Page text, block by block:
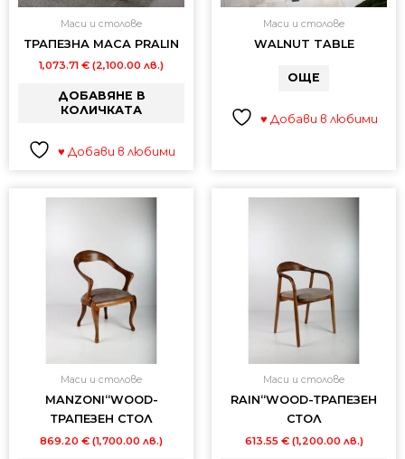
Маси и столове
ТРАПЕЗНА МАСА PRALIN
1,073.71 € (2,100.00 лв.)
ДОБАВЯНЕ В
КОЛИЧКАТА
♥ Добави в любими
Маси и столове
WALNUT TABLE
ОЩЕ
♥ Добави в любими
Маси и столове
MANZONI“WOOD-
ТРАПЕЗЕН СТОЛ
869.20 € (1,700.00 лв.)
Маси и столове
RAIN“WOOD-ТРАПЕЗЕН
СТОЛ
613.55 € (1,200.00 лв.)